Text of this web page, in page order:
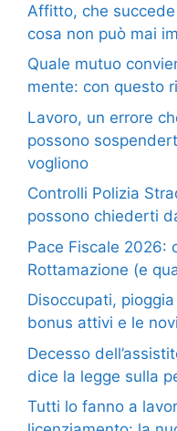
Affitto, che
cosa non può mai
Quale mutuo
mente: con questo
Lavoro, un errore
possono
vogliono
Controlli Polizia
possono chiederti
Pace Fiscale 2026:
Rottamazione (e
Disoccupati,
bonus attivi e le
Decesso
dice la legge sulla
Tutti lo fanno a